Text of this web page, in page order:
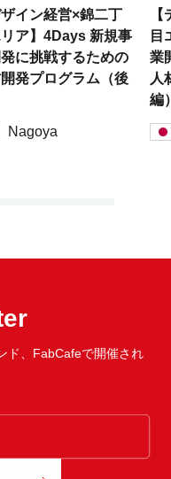
ザイン経営×錦二丁
リア】4Days 新規事
に挑戦するための
開発プログラム（後
Nagoya
目
業
人
編
、 FabCafeで開催され